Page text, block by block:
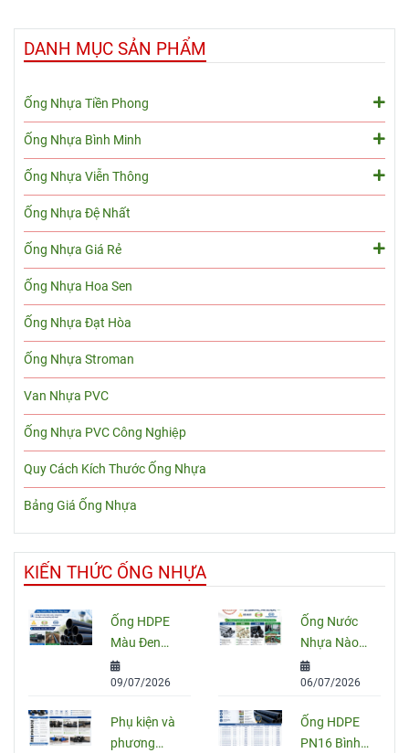
DANH MỤC SẢN PHẨM
Ống Nhựa Tiền Phong
Ống Nhựa Bình Minh
Ống Nhựa Viễn Thông
Ống Nhựa Đệ Nhất
Ống Nhựa Giá Rẻ
Ống Nhựa Hoa Sen
Ống Nhựa Đạt Hòa
Ống Nhựa Stroman
Van Nhựa PVC
Ống Nhựa PVC Công Nghiệp
Quy Cách Kích Thước Ống Nhựa
Bảng Giá Ống Nhựa
KIẾN THỨC ỐNG NHỰA
Ống HDPE
Màu Đen
Sọc Xanh:
Quy Cách,
Và Cách
Chọn Đúng
09/07/2026
Ống Nước
Nhựa Nào
Tốt Nhất
Hiện Nay?
PVC, PPR
Và HDPE
06/07/2026
Phụ kiện và
phương
Ống HDPE
PN16 Bình